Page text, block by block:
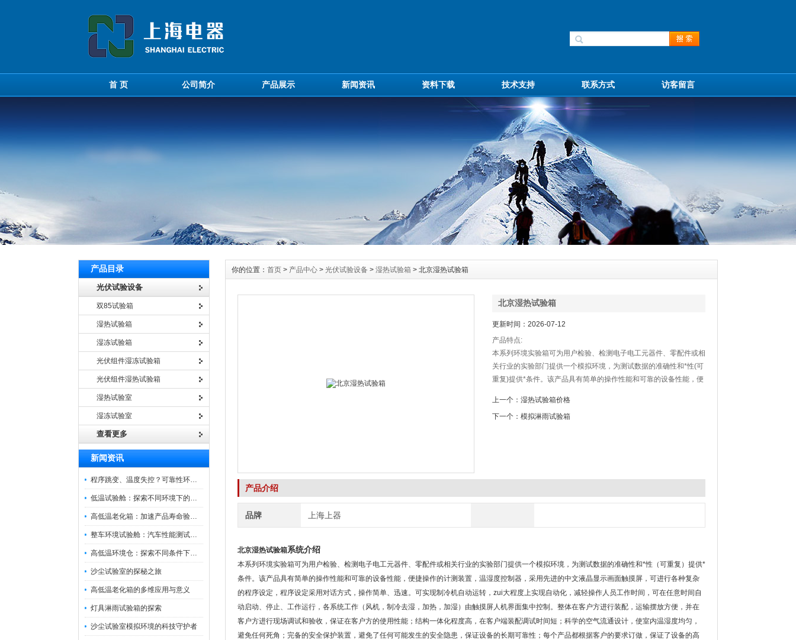
首 页 公司简介 产品展示 新闻资讯 资料下载 技术支持 联系方式 访客留言
产品目录
光伏试验设备
双85试验箱
湿热试验箱
湿冻试验箱
光伏组件湿冻试验箱
光伏组件湿热试验箱
湿热试验室
湿冻试验室
查看更多
新闻资讯
程序跳变、温度失控？可靠性环境试验箱控制系统故障处理
低温试验舱：探索不同环境下的科技边界
高低温老化箱：加速产品寿命验证的可靠伙伴
整车环境试验舱：汽车性能测试的设备
高低温环境仓：探索不同条件下的科学奥秘
沙尘试验室的探秘之旅
高低温老化箱的多维应用与意义
灯具淋雨试验箱的探索
沙尘试验室模拟环境的科技守护者
你的位置： 首页 > 产品中心 > 光伏试验设备 > 湿热试验箱 > 北京湿热试验箱
北京湿热试验箱
更新时间：2026-07-12
产品特点:
本系列环境实验箱可为用户检验、检测电子电工元器件、零配件或相
关行业的实验部门提供一个模拟环境，为测试数据的准确性和*性(可
重复)提供*条件。该产品具有简单的操作性能和可靠的设备性能，便
内温湿度均匀，避免任何死角；完备的安全保护装置，避免了任何可
能发生的安全隐患，保证设备的长期可靠性.
上一个： 湿热试验箱价格
下一个： 模拟淋雨试验箱
产品介绍
品牌 上海上器
北京湿热试验箱系统介绍
本系列环境实验箱可为用户检验、检测电子电工元器件、零配件或相关行业的实验部门提供一个模拟环境，为测试数据的准确性和*性（可重复）提供*
条件。该产品具有简单的操作性能和可靠的设备性能，便捷操作的计测装置，温湿度控制器，采用先进的中文液晶显示画面触摸屏，可进行各种复杂
的程序设定，程序设定采用对话方式，操作简单、迅速。可实现制冷机自动运转，zui大程度上实现自动化，减轻操作人员工作时间，可在任意时间自
动启动、停止、工作运行，各系统工作（风机，制冷去湿，加热，加湿）由触摸屏人机界面集中控制。整体在客户方进行装配，运输摆放方便，并在
客户方进行现场调试和验收，保证在客户方的使用性能；结构一体化程度高，在客户端装配调试时间短；科学的空气流通设计，使室内温湿度均匀，
避免任何死角；完备的安全保护装置，避免了任何可能发生的安全隐患，保证设备的长期可靠性；每个产品都根据客户的要求订做，保证了设备的高